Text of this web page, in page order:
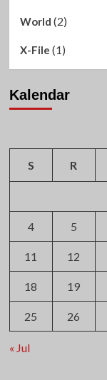
World (2)
X-File (1)
Kalendar
S R
4 5
11 12
18 19
25 26
« Jul